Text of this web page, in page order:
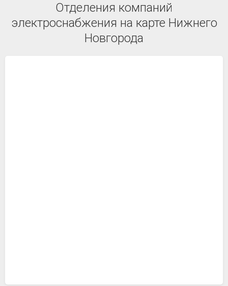
Отделения компаний
электроснабжения на карте Нижнего
Новгорода